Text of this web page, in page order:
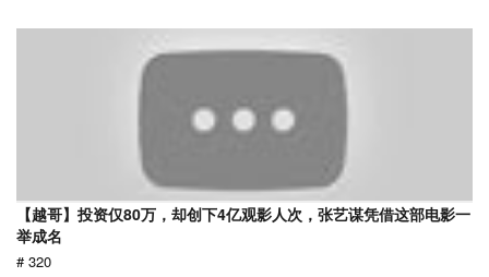
【越哥】投资仅80万，却创下4亿观影人次，张艺谋凭借这部电影一
举成名
# 320